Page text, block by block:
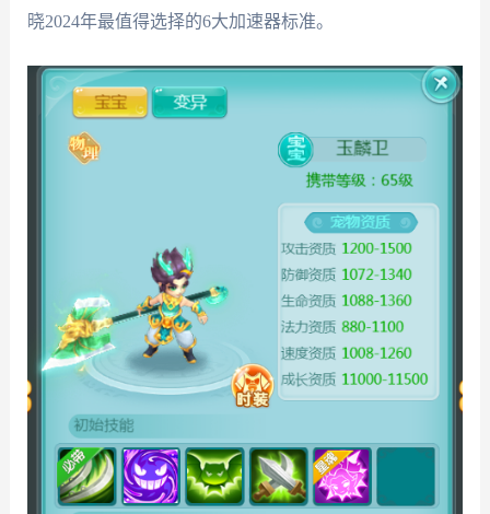
晓2024年最值得选择的6大加速器标准。